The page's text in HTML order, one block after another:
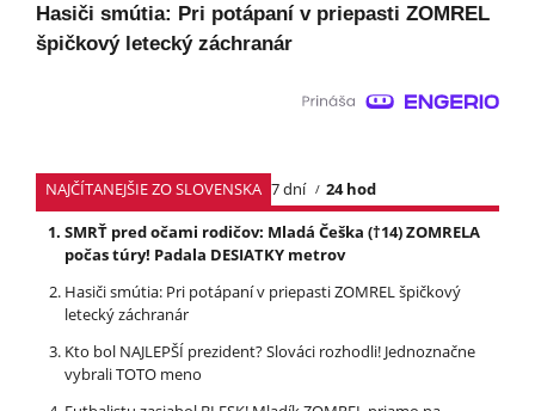
Hasiči smútia: Pri potápaní v priepasti ZOMREL
špičkový letecký záchranár
NAJČÍTANEJŠIE ZO SLOVENSKA 7 dní
24 hod
SMRŤ pred očami rodičov: Mladá Češka (†14) ZOMRELA
počas túry! Padala DESIATKY metrov
Hasiči smútia: Pri potápaní v priepasti ZOMREL špičkový
letecký záchranár
Kto bol NAJLEPŠÍ prezident? Slováci rozhodli! Jednoznačne
vybrali TOTO meno